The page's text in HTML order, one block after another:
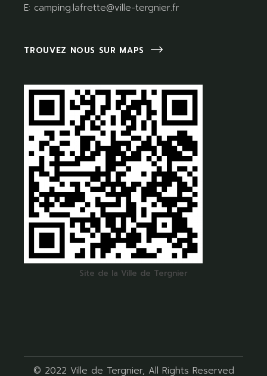
E: camping.lafrette@ville-tergnier.fr
TROUVEZ NOUS SUR MAPS
Site de la Ville de Tergnier
© 2022 Ville de Tergnier, All Rights Reserved